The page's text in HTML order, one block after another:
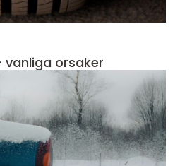
vanliga orsaker